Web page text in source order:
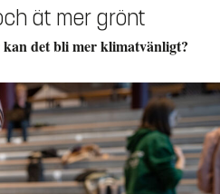
ät mer grönt
det bli mer klimatvänligt?